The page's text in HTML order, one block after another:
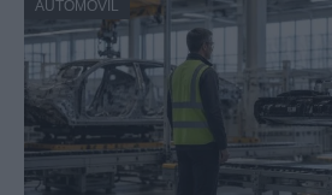
AUTOMOVIL